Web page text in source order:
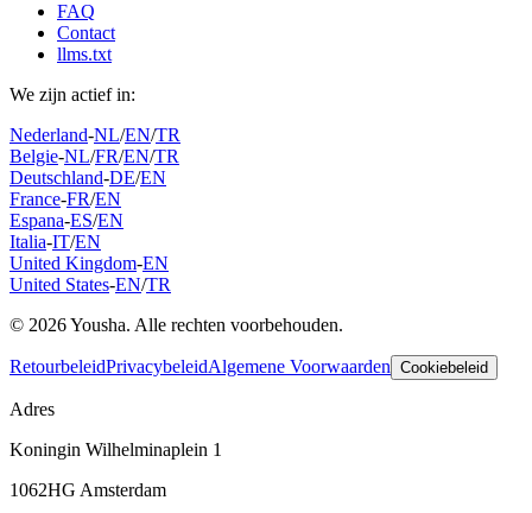
FAQ
Contact
llms.txt
We zijn actief in:
Nederland-NL/EN/TR
Belgie-NL/FR/EN/TR
Deutschland-DE/EN
France-FR/EN
Espana-ES/EN
Italia-IT/EN
United Kingdom-EN
United States-EN/TR
© 2026 Yousha. Alle rechten voorbehouden.
RetourbeleidPrivacybeleidAlgemene Voorwaarden Cookiebeleid
Adres
Koningin Wilhelminaplein 1
1062HG Amsterdam